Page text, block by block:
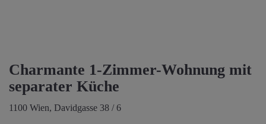
Charmante 1-Zimmer-Wohnung mit
separater Küche
1100 Wien, Davidgasse 38 / 6